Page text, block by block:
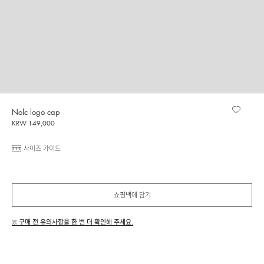
Nolc logo cap
KRW 149,000
사이즈 가이드
쇼핑백에 담기
※ 구매 전 유의사항을 한 번 더 확인해 주세요.